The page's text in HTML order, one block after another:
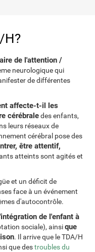
H?
de l'attention /
neurologique qui
de différentes
affecte-t-il les
cérébraledes enfants,
leurs réseaux de
cérébral pose des
être attentif,
atteints sont agités et
et un déficit de
face à un événement
d'autocontrôle.
de l'enfant à
sociale), ainsique
. Il arrive que le TDA/H
que destroubles du